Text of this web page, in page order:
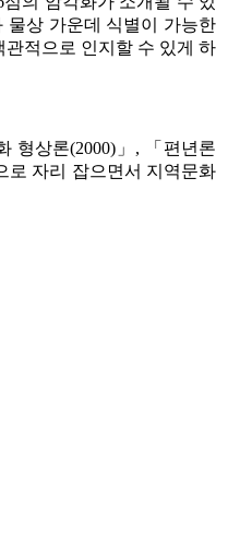
물상 가운데 식별이 가능한
적으로 인지할 수 있게 하
형상론(2000)」, 「편년론
로 자리 잡으면서 지역문화